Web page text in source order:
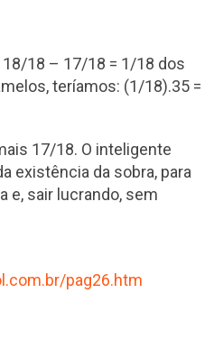
18 – 17/18 = 1/18 dos
teríamos: (1/18).35 =
17/18. O inteligente
existência da sobra, para
e, sair lucrando, sem
pag26.htm